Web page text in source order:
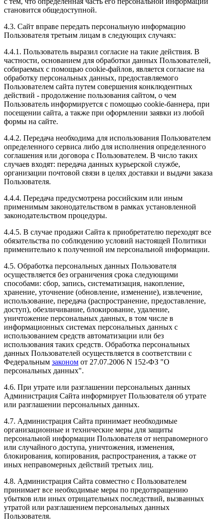
становится общедоступной.
4.3. Сайт вправе передать персональную информацию
Пользователя третьим лицам в следующих случаях:
4.4.1. Пользователь выразил согласие на такие действия. В
частности, основанием для обработки данных Пользователей,
собираемых с помощью cookie-файлов, является согласие на
обработку персональных данных, предоставляемого
Пользователем сайта путем совершения конклюдентных
действий - продолжение пользования сайтом, о чем
Пользователь информируется с помощью cookie-баннера, при
посещении сайта, а также при оформлении заявки из любой
формы на сайте.
4.4.2. Передача необходима для использования Пользователем
определенного сервиса либо для исполнения определенного
соглашения или договора с Пользователем. В число таких
случаев входят: передача данных курьерской службе,
организации почтовой связи в целях доставки и выдачи заказа
Пользователя.
4.4.4. Передача предусмотрена российским или иным
применимым законодательством в рамках установленной
законодательством процедуры.
4.4.5. В случае продажи Сайта к приобретателю переходят все
обязательства по соблюдению условий настоящей Политики
применительно к полученной им персональной информации.
4.5. Обработка персональных данных Пользователя
осуществляется без ограничения срока следующими
способами: сбор, запись, систематизация, накопление,
хранение, уточнение (обновление, изменение), извлечение,
использование, передача (распространение, предоставление,
доступ), обезличивание, блокирование, удаление,
уничтожение персональных данных, в том числе в
информационных системах персональных данных с
использованием средств автоматизации или без
использования таких средств. Обработка персональных
данных Пользователей осуществляется в соответствии с
Федеральным законом от 27.07.2006 N 152-ФЗ "О
персональных данных".
4.6. При утрате или разглашении персональных данных
Администрация Сайта информирует Пользователя об утрате
или разглашении персональных данных.
4.7. Администрация Сайта принимает необходимые
организационные и технические меры для защиты
персональной информации Пользователя от неправомерного
или случайного доступа, уничтожения, изменения,
блокирования, копирования, распространения, а также от
иных неправомерных действий третьих лиц.
4.8. Администрация Сайта совместно с Пользователем
принимает все необходимые меры по предотвращению
убытков или иных отрицательных последствий, вызванных
утратой или разглашением персональных данных
Пользователя.